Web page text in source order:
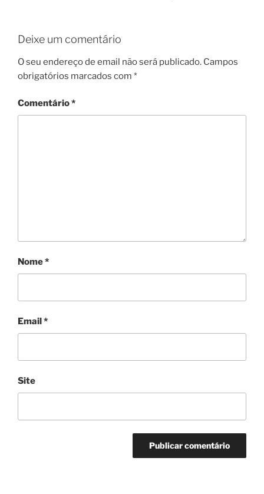
Deixe um comentário
O seu endereço de email não será publicado. Campos
obrigatórios marcados com *
Comentário*
Nome*
Email*
Site